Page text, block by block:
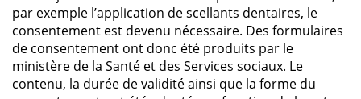
par exemple l’application de scellants dentaires, le
consentement est devenu nécessaire. Des formulaires
de consentement ont donc été produits par le
ministère de la Santé et des Services sociaux. Le
contenu, la durée de validité ainsi que la forme du